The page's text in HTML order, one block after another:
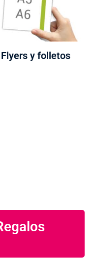
Flyers y folletos